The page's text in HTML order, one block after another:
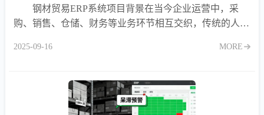
钢材贸易ERP系统项目背景在当今企业运营中，采
购、销售、仓储、财务等业务环节相互交织，传统的人工
求。特别是在大宗
2025-09-16 MORE